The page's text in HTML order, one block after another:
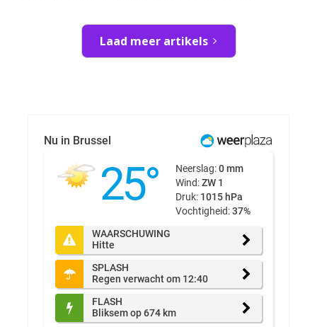
Laad meer artikels